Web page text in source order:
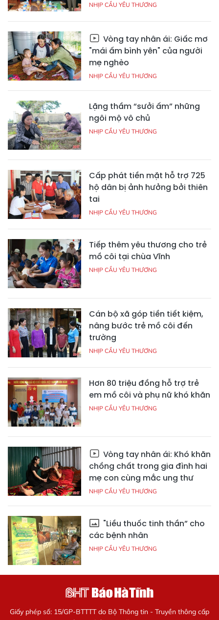
NHỊP CẦU YÊU THƯƠNG
Vòng tay nhân ái: Giấc mơ
"mái ấm bình yên" của người
mẹ nghèo
NHỊP CẦU YÊU THƯƠNG
Lặng thầm “sưởi ấm” những
ngôi mộ vô chủ
NHỊP CẦU YÊU THƯƠNG
Cấp phát tiền mặt hỗ trợ 725
hộ dân bị ảnh hưởng bởi thiên
tai
NHỊP CẦU YÊU THƯƠNG
Tiếp thêm yêu thương cho trẻ
mồ côi tại chùa Vĩnh
NHỊP CẦU YÊU THƯƠNG
Cán bộ xã góp tiền tiết kiệm,
nâng bước trẻ mồ côi đến
trường
NHỊP CẦU YÊU THƯƠNG
Hơn 80 triệu đồng hỗ trợ trẻ
em mồ côi và phụ nữ khó khăn
NHỊP CẦU YÊU THƯƠNG
Vòng tay nhân ái: Khó khăn
chồng chất trong gia đình hai
mẹ con cùng mắc ung thư
NHỊP CẦU YÊU THƯƠNG
"Liều thuốc tinh thần” cho
các bệnh nhân
NHỊP CẦU YÊU THƯƠNG
Giấy phép số: 15/GP-BTTTT do Bộ Thông tin - Truyền thông cấp